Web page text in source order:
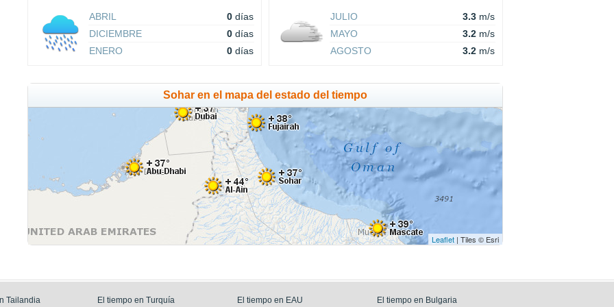
ABRIL
0 días
DICIEMBRE
0 días
ENERO
0 días
JULIO
3.3 m/s
MAYO
3.2 m/s
AGOSTO
3.2 m/s
Sohar en el mapa del estado del tiempo
Leaflet | Tiles © Esri
Tailandia El tiempo en Turquía El tiempo en EAU El tiempo en Bulgaria